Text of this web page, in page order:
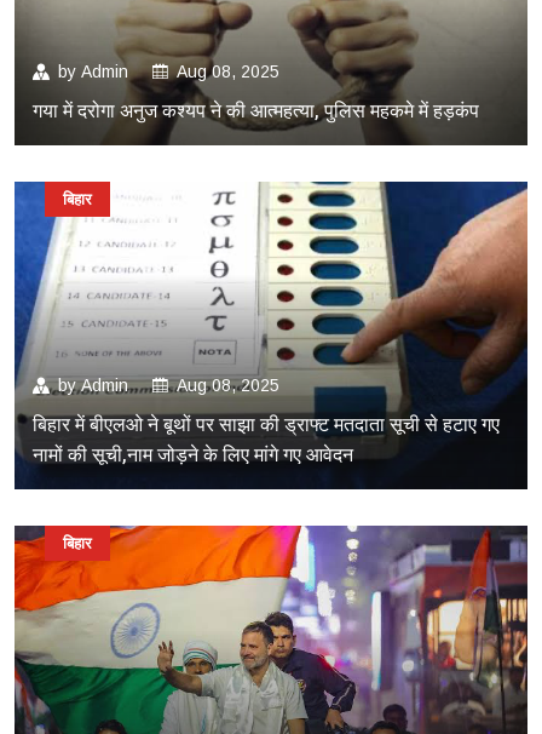
by Admin Aug 08, 2025
गया में दरोगा अनुज कश्यप ने की आत्महत्या, पुलिस महकमे में हड़कंप
byAdmin Aug 08, 2025
बिहार में बीएलओ ने बूथों पर साझा की ड्राफ्ट मतदाता सूची से हटाए गए
नामों की सूची,नाम जोड़ने के लिए मांगे गए आवेदन
बिहार
बिहार